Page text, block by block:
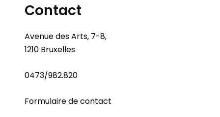
Contact
Avenue des Arts, 7-8,
1210 Bruxelles
0473/982.820
Formulaire de contact